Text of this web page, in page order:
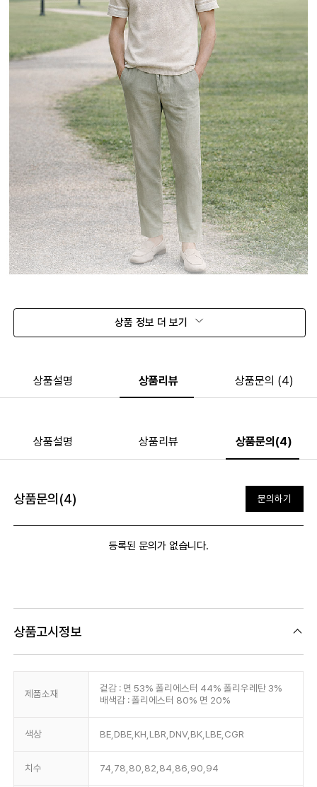
상품 정보 더 보기
상품설명 상품리뷰 상품문의 (4)
상품설명 상품리뷰 상품문의(4)
상품문의(4) 문의하기
등록된 문의가 없습니다.
상품고시정보
제품소재
겉감 : 면 53% 폴리에스터 44% 폴리우레탄 3%
배색감 : 폴리에스터 80% 면 20%
색상 BE,DBE,KH,LBR,DNV,BK,LBE,CGR
치수 74,78,80,82,84,86,90,94